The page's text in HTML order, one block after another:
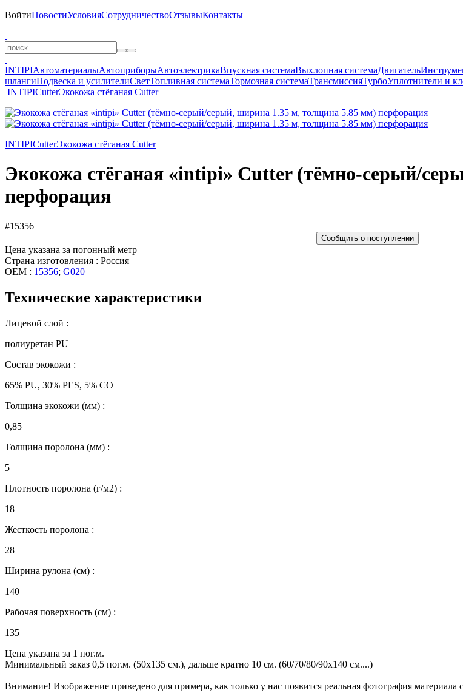
ВойтиНовостиУсловияСотрудничествоОтзывыКонтакты
INTIPIАвтоматериалыАвтоприборыАвтоэлектрикаВпускная системаВыхлопная системаДвигатель
шлангиПодвеска и усилителиСветТопливная системаТормозная системаТрансмиссияТурбоУплотнители и
INTIPICutterЭкокожа стёганая Cutter
INTIPICutterЭкокожа стёганая Cutter
Экокожа стёганая «intipi» Cutter (тёмно-серый/
перфорация
#15356
Сообщить о поступлении
Цена указана за погонный метр
Страна изготовления : Россия
OEM : 15356; G020
Технические характеристики
Лицевой слой :
полиуретан PU
Состав экокожи :
65% PU, 30% PES, 5% CO
Толщина экокожи (мм) :
0,85
Толщина поролона (мм) :
5
Плотность поролона (г/м2) :
18
Жесткость поролона :
28
Ширина рулона (см) :
140
Рабочая поверхность (см) :
135
Цена указана за 1 пог.м.
Минимальный заказ 0,5 пог.м. (50х135 см.), дальше кратно 10 см. (60/70/80/90х140 см....)
Внимание! Изображение приведено для примера, как только у нас появится реальная фотография